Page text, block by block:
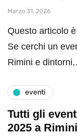
Marzo 31, 2026
Questo articolo
Se cerchi un
Rimini e
eventi
Tutti gli
2025 a